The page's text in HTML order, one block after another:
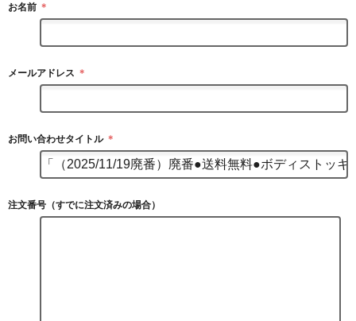
お名前 ＊
メールアドレス ＊
お問い合わせタイトル ＊
注文番号（すでに注文済みの場合）